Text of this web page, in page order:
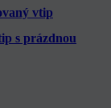
vtip
s prázdnou